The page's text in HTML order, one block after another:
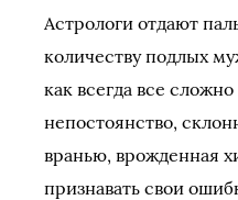
Астрологи отдают
количеству подлых
как всегда все
непостоянство,
вранью, врожденная
признавать свои